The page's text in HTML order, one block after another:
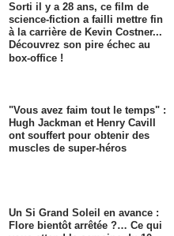
Sorti il y a 28 ans, ce film de
science-fiction a failli mettre fin
à la carrière de Kevin Costner...
Découvrez son pire échec au
box-office !
"Vous avez faim tout le temps" :
Hugh Jackman et Henry Cavill
ont souffert pour obtenir des
muscles de super-héros
Un Si Grand Soleil en avance :
Flore bientôt arrêtée ?… Ce qui